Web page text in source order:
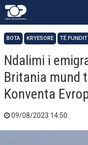
BOTA KRYESORE TË FUNDIT
Ndalimi i
Britania mund
Konventa
09/08/2023 14:50